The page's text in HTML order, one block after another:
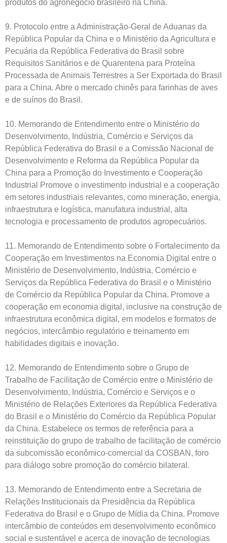
produtos do agronegócio brasileiro na China.
9. Protocolo entre a Administração-Geral de Aduanas da
República Popular da China e o Ministério da Agricultura e
Pecuária da República Federativa do Brasil sobre
Requisitos Sanitários e de Quarentena para Proteína
Processada de Animais Terrestres a Ser Exportada do Brasil
para a China. Abre o mercado chinês para farinhas de aves
e de suínos do Brasil.
10. Memorando de Entendimento entre o Ministério do
Desenvolvimento, Indústria, Comércio e Serviços da
República Federativa do Brasil e a Comissão Nacional de
Desenvolvimento e Reforma da República Popular da
China para a Promoção do Investimento e Cooperação
Industrial Promove o investimento industrial e a cooperação
em setores industriais relevantes, como mineração, energia,
infraestrutura e logística, manufatura industrial, alta
tecnologia e processamento de produtos agropecuários.
11. Memorando de Entendimento sobre o Fortalecimento da
Cooperação em Investimentos na Economia Digital entre o
Ministério de Desenvolvimento, Indústria, Comércio e
Serviços da República Federativa do Brasil e o Ministério
de Comércio da República Popular da China. Promove a
cooperação em economia digital, inclusive na construção de
infraestrutura econômica digital, em modelos e formatos de
negócios, intercâmbio regulatório e treinamento em
habilidades digitais e inovação.
12. Memorando de Entendimento sobre o Grupo de
Trabalho de Facilitação de Comércio entre o Ministério de
Desenvolvimento, Indústria, Comércio e Serviços e o
Ministério de Relações Exteriores da República Federativa
do Brasil e o Ministério do Comércio da República Popular
da China. Estabelece os termos de referência para a
reinstituição do grupo de trabalho de facilitação de comércio
da subcomissão econômico-comercial da COSBAN, foro
para diálogo sobre promoção do comércio bilateral.
13. Memorando de Entendimento entre a Secretaria de
Relações Institucionais da Presidência da República
Federativa do Brasil e o Grupo de Mídia da China. Promove
intercâmbio de conteúdos em desenvolvimento econômico
social e sustentável e acerca de inovação de tecnologias